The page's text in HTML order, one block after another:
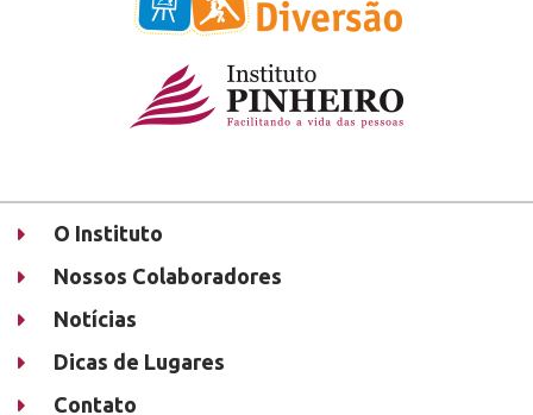
O Instituto
Nossos Colaboradores
Notícias
Dicas de Lugares
Contato